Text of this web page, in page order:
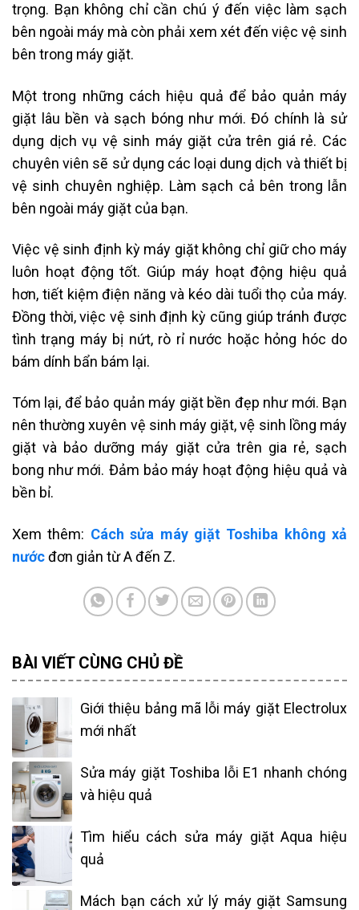
trọng. Bạn không chỉ cần chú ý đến việc làm sạch
bên ngoài máy mà còn phải xem xét đến việc vệ sinh
bên trong máy giặt.
Một trong những cách hiệu quả để bảo quản máy
giặt lâu bền và sạch bóng như mới. Đó chính là sử
dụng dịch vụ vệ sinh máy giặt cửa trên giá rẻ. Các
chuyên viên sẽ sử dụng các loại dung dịch và thiết bị
vệ sinh chuyên nghiệp. Làm sạch cả bên trong lẫn
bên ngoài máy giặt của bạn.
Việc vệ sinh định kỳ máy giặt không chỉ giữ cho máy
luôn hoạt động tốt. Giúp máy hoạt động hiệu quả
hơn, tiết kiệm điện năng và kéo dài tuổi thọ của máy.
Đồng thời, việc vệ sinh định kỳ cũng giúp tránh được
tình trạng máy bị nứt, rò rỉ nước hoặc hỏng hóc do
bám dính bẩn bám lại.
Tóm lại, để bảo quản máy giặt bền đẹp như mới. Bạn
nên thường xuyên vệ sinh máy giặt, vệ sinh lồng máy
giặt và bảo dưỡng máy giặt cửa trên gia rẻ, sạch
bong như mới. Đảm bảo máy hoạt động hiệu quả và
bền bỉ.
Xem thêm: Cách sửa máy giặt Toshiba không xả
nướcđơn giản từ A đến Z.
BÀI VIẾT CÙNG CHỦ ĐỀ
Giới thiệu bảng mã lỗi máy giặt Electrolux
mới nhất
Sửa máy giặt Toshiba lỗi E1 nhanh chóng
và hiệu quả
Tìm hiểu cách sửa máy giặt Aqua hiệu
quả
Mách bạn cách xử lý máy giặt Samsung